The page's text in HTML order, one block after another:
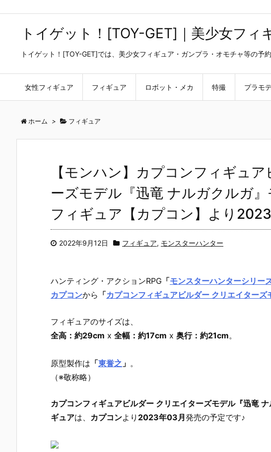
トイゲット！[TOY-GET]｜美少女フィ
トイゲット！[TOY-GET]では、美少女フィギュア・ガンプラ・オモチャ等の予
女性フィギュア フィギュア ロボット・メカ 特撮 プラモ
ホーム > フィギュア
【モンハン】カプコンフィギュ
ーズモデル『迅竜 ナルガクルガ
フィギュア【カプコン】より
2022年9月12日 フィギュア, モンスターハンター
ハンティング・アクションRPG 「モンスターハンターシリー
カプコンから 「カプコンフィギュアビルダー クリエイターズ
フィギュアのサイズは、
全高：約29cm x 全幅：約17cm x 奥行：約21cm。
原型製作は 「東誉之 」 。
（※敬称略）
カプコンフィギュアビルダー クリエイターズモデル『迅竜
ギュアは、 カプコンより 2023年03月 発売の予定です♪